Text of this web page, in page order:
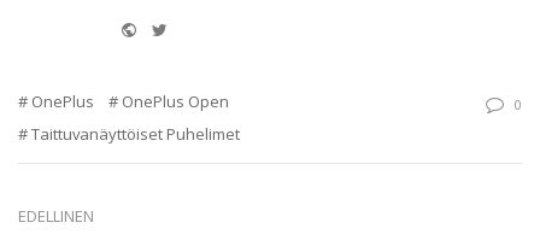
Website
OnePlus
OnePlus Open
Taittuvanäyttöiset Puhelimet
0
EDELLINEN